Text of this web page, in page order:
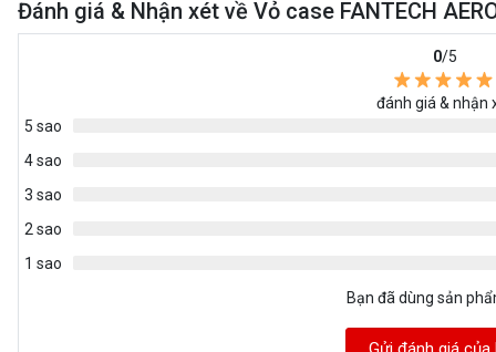
Đánh giá & Nhận xét về Vỏ case FANTECH
0/5
đánh giá & nhận
5 sao
4 sao
3 sao
2 sao
1 sao
Bạn đã dùng sản